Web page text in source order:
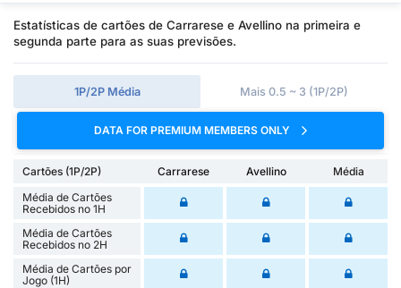
Estatísticas de cartões de Carrarese e Avellino na primeira e
segunda parte para as suas previsões.
1P/2P Média Mais 0.5 ~ 3 (1P/2P)
DATA FOR PREMIUM MEMBERS ONLY
Cartões (1P/2P) Carrarese Avellino
Média
Média de Cartões
Recebidos no 1H
Média de Cartões
Recebidos no 2H
Média de Cartões por
Jogo (1H)